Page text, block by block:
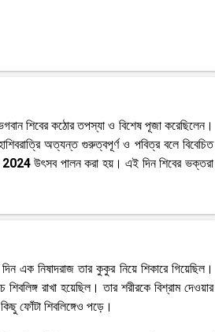
শিবের কঠোর তপস্যা ও বিশেষ পূজা করেছিলেন।
অত্যন্ত গুরুত্বপূর্ণ ও পবিত্র বলে বিবেচিত
2024উৎসব পালন করা হয়। এই দিন শিবের ভক্তরা
এক নিষাদরাজ তার কুকুর নিয়ে শিকারে গিয়েছিল।
রাখা হয়েছিল। তার শরীরকে বিশ্রাম দেওয়ার
ফোঁটা শিবলিঙ্গেও পড়ে।